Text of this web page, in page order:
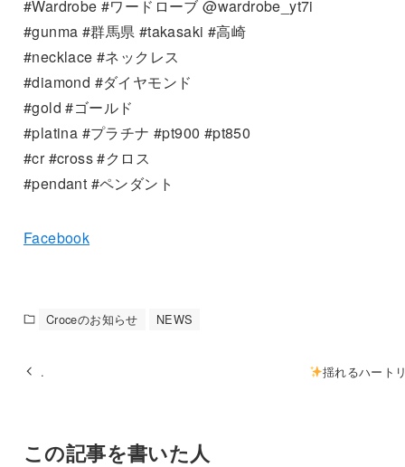
#Wardrobe #ワードローブ @wardrobe_yt7i
#gunma #群馬県 #takasaki #高崎
#necklace #ネックレス
#diamond #ダイヤモンド
#gold #ゴールド
#platina #プラチナ #pt900 #pt850
#cr #cross #クロス
#pendant #ペンダント
Facebook
Croceのお知らせ NEWS
. 揺れるハート
この記事を書いた人